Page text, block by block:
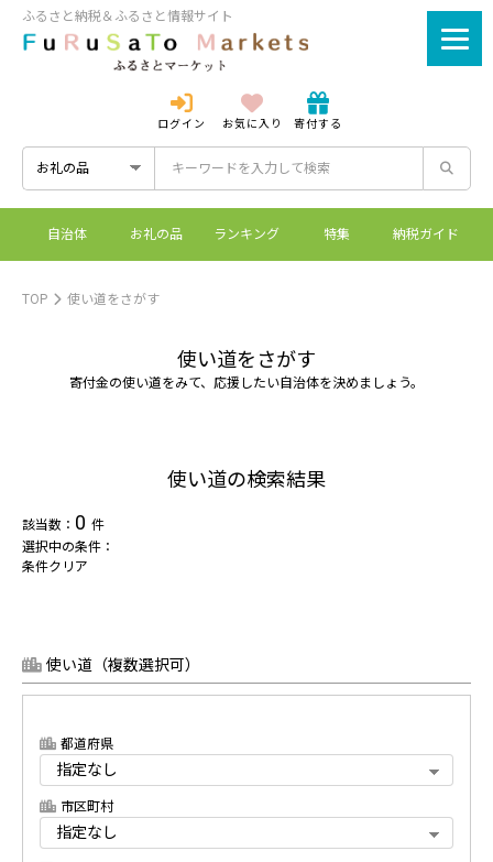
ふるさと納税＆ふるさと情報サイト
ログイン お気に入り 寄付する
自治体 お礼の品 ランキング 特集 納税ガイド
TOP
使い道をさがす
使い道をさがす
寄付金の使い道をみて、応援したい自治体を決めましょう。
使い道の検索結果
該当数： 0 件
選択中の条件：
条件クリア
使い道（複数選択可）
都道府県
市区町村